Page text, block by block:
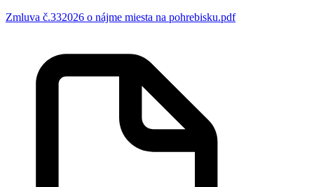
Zmluva č.332026 o nájme miesta na pohrebisku.pdf